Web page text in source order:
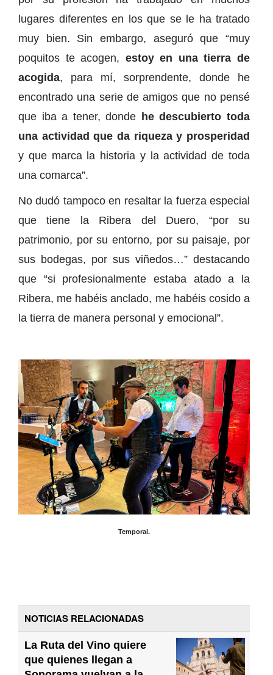
lugares diferentes en los que se le ha tratado
muy bien. Sin embargo, aseguró que “muy
poquitos te acogen, estoy en una tierra de
acogida, para mí, sorprendente, donde he
encontrado una serie de amigos que no pensé
que iba a tener, donde he descubierto toda
una actividad que da riqueza y prosperidad
y que marca la historia y la actividad de toda
una comarca”.
No dudó tampoco en resaltar la fuerza especial
que tiene la Ribera del Duero, “por su
patrimonio, por su entorno, por su paisaje, por
sus bodegas, por sus viñedos…” destacando
que “si profesionalmente estaba atado a la
Ribera, me habéis anclado, me habéis cosido a
la tierra de manera personal y emocional”.
Temporal.
NOTICIAS RELACIONADAS
La Ruta del Vino quiere
que quienes llegan a